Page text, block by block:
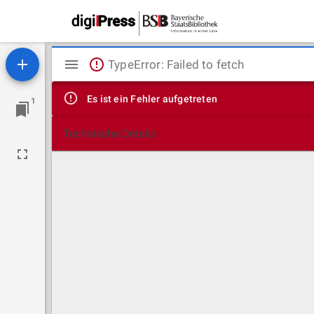
1
Mirador
Viewer
TypeError: Failed to fetch
Es ist ein Fehler aufgetreten
Technische Details